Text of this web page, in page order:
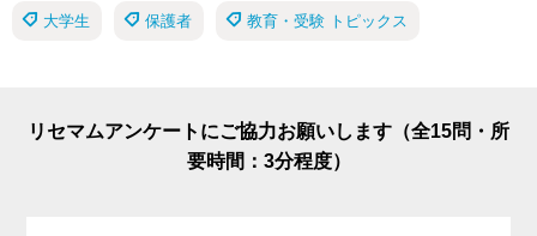
大学生 保護者 教育・受験 トピックス
リセマムアンケートにご協力お願いします（全15問・所
要時間：3分程度）